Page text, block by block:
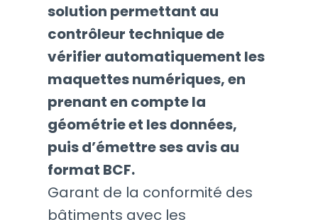
solution permettant au
contrôleur technique de
vérifier automatiquement les
maquettes numériques, en
prenant en compte la
géométrie et les données,
puis d’émettre ses avis au
format BCF.
Garant de la conformité des
bâtiments avec les